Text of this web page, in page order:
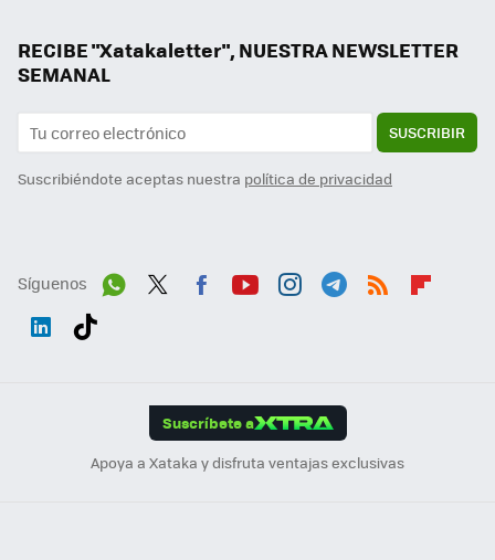
RECIBE "Xatakaletter", NUESTRA NEWSLETTER
SEMANAL
SUSCRIBIR
Suscribiéndote aceptas nuestra política de privacidad
Síguenos
Suscríbete a
Apoya a Xataka y disfruta ventajas exclusivas